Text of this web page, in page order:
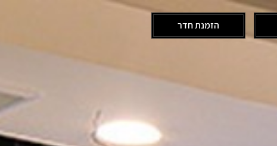
הזמנת חדר